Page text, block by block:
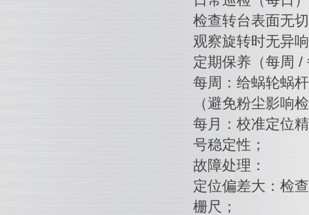
检查转台表面无
观察旋转时无异
定期保养（每周 /
每周：给蜗轮蜗
（避免粉尘影响
每月：校准定位
号稳定性；
故障处理：
定位偏差大：检
栅尺；